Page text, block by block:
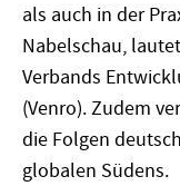
als auch in der
Nabelschau,
Verbands
(Venro). Zudem
die Folgen
globalen Südens.